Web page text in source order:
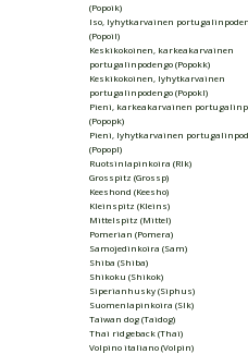
(Popoik)
Iso, lyhytkarvainen
(Popoil)
Keskikokoinen, karkeakarvainen
portugalinpodengo (Popokk)
Keskikokoinen, lyhytkarvainen
portugalinpodengo (Popokl)
Pieni, karkeakarvainen
(Popopk)
Pieni, lyhytkarvainen
(Popopl)
Ruotsinlapinkoira (Rlk)
Grosspitz (Grossp)
Keeshond (Keesho)
Kleinspitz (Kleins)
Mittelspitz (Mittel)
Pomerian (Pomera)
Samojedinkoira (Sam)
Shiba (Shiba)
Shikoku (Shikok)
Siperianhusky (Siphus)
Suomenlapinkoira (Slk)
Taiwan dog (Taidog)
Thai ridgeback (Thai)
Volpino italiano (Volpin)